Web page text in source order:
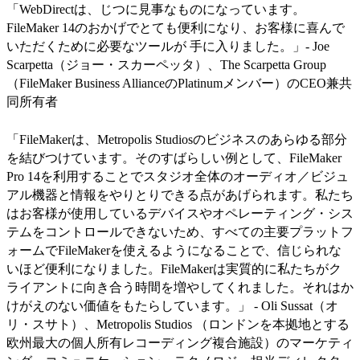
「WebDirectは、じつに見事なものになっています。
FileMaker 14のおかげでとても便利になり、お客様に喜んで
いただくために必要なツールが 手に入りました。」- Joe
Scarpetta（ジョー・スカーペッタ）、The Scarpetta Group
（FileMaker Business AllianceのPlatinumメンバー）のCEO兼共
同所有者
「FileMakerは、Metropolis Studiosのビジネスのあらゆる部分
を結びつけています。そのすばらしい例として、FileMaker
Pro 14を利用することでスタジオ全体のオーディオ／ビジュ
アル機器と情報をやりとりできる点があげられます。私たち
はお客様が使用しているデバイスやオペレーティング・シス
テムをコントロールできないため、すべての主要プラットフ
ォームでFileMakerを使えるようになることで、信じられな
いほど便利になりました。FileMakerは実質的に私たちがク
ライアントに向き合う時間を増やしてくれました。それはか
けがえのない価値をもたらしています。」 - Oli Sussat（オ
リ・スサト）、Metropolis Studios （ロンドンを本拠地とする
欧州最大の個人所有レコーディング複合施設）のマーケティ